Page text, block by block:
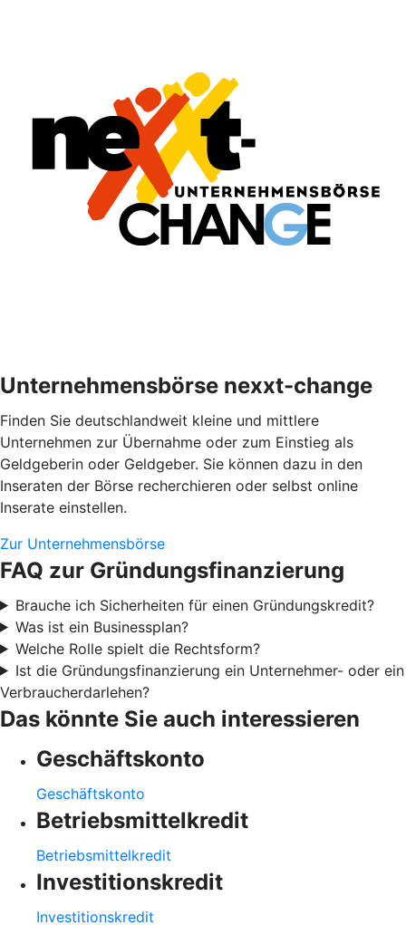
Unternehmensbörse nexxt-change
Finden Sie deutschlandweit kleine und mittlere
Unternehmen zur Übernahme oder zum Einstieg als
Geldgeberin oder Geldgeber. Sie können dazu in den
Inseraten der Börse recherchieren oder selbst online
Inserate einstellen.
Zur Unternehmensbörse
FAQ zur Gründungsfinanzierung
Brauche ich Sicherheiten für einen Gründungskredit?
Was ist ein Businessplan?
Welche Rolle spielt die Rechtsform?
Ist die Gründungsfinanzierung ein Unternehmer- oder ein
Verbraucherdarlehen?
Das könnte Sie auch interessieren
Geschäftskonto
Geschäftskonto
Betriebsmittelkredit
Betriebsmittelkredit
Investitionskredit
Investitionskredit